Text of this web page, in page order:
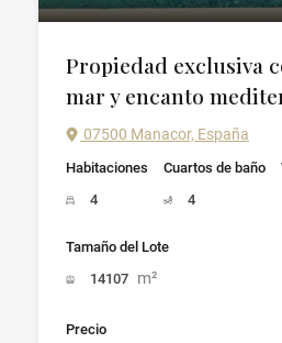
Propiedad exclusiva
mar y encanto
07500 Manacor, España
Habitaciones
4
Cuartos de baño
4
Tamaño del Lote
14107 m²
Precio